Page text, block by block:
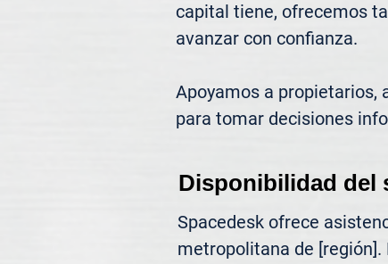
capital tiene, ofrecemos
avanzar con confianza.
Apoyamos a propietarios,
para tomar decisiones
Disponibilidad del
Spacedesk ofrece
metropolitana de